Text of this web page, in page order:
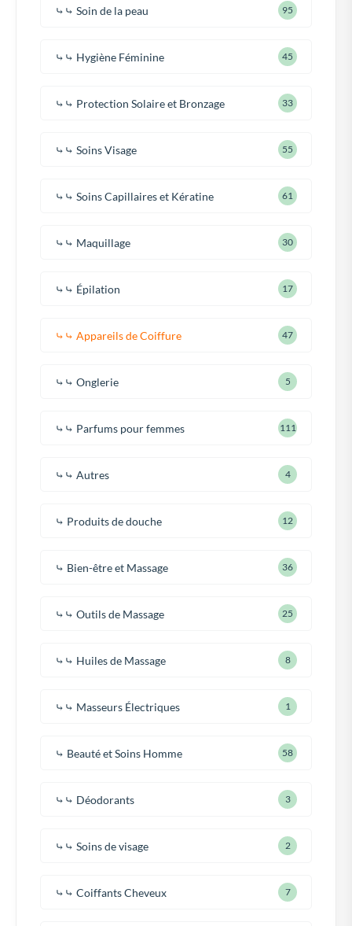
⤷⤷ Soin de la peau 95
⤷⤷ Hygiène Féminine 45
⤷⤷ Protection Solaire et Bronzage 33
⤷⤷ Soins Visage 55
⤷⤷ Soins Capillaires et Kératine 61
⤷⤷ Maquillage 30
⤷⤷ Épilation 17
⤷⤷ Appareils de Coiffure 47
⤷⤷ Onglerie 5
⤷⤷ Parfums pour femmes 111
⤷⤷ Autres 4
⤷ Produits de douche 12
⤷ Bien-être et Massage 36
⤷⤷ Outils de Massage 25
⤷⤷ Huiles de Massage 8
⤷⤷ Masseurs Électriques 1
⤷ Beauté et Soins Homme 58
⤷⤷ Déodorants 3
⤷⤷ Soins de visage 2
⤷⤷ Coiffants Cheveux 7